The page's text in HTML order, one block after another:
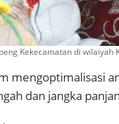
Kekecamatan di
mengoptimalisasi
dan jangka